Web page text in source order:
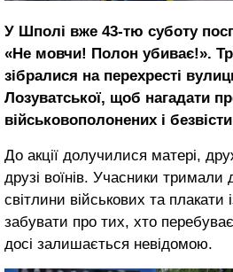
У Шполі вже 43-тю суботу
«Не мовчи! Полон убиває!».
зібралися на перехресті
Лозуватської, щоб нагадати
військовополонених і
До акції долучилися матері,
друзі воїнів. Учасники тримали
світлини військових та плакати
забувати про тих, хто
досі залишається невідомою.